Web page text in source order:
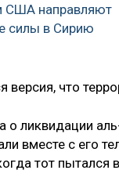
США направляют
силы в Сирию
что
ликвидации
вместе с его
тот пытался